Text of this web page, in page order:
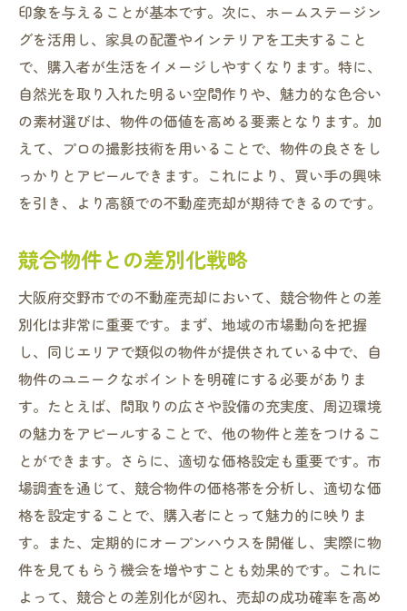
印象を与えることが基本です。次に、ホームステージン
グを活用し、家具の配置やインテリアを工夫すること
で、購入者が生活をイメージしやすくなります。特に、
自然光を取り入れた明るい空間作りや、魅力的な色合い
の素材選びは、物件の価値を高める要素となります。加
えて、プロの撮影技術を用いることで、物件の良さをし
っかりとアピールできます。これにより、買い手の興味
を引き、より高額での不動産売却が期待できるのです。
競合物件との差別化戦略
大阪府交野市での不動産売却において、競合物件との差
別化は非常に重要です。まず、地域の市場動向を把握
し、同じエリアで類似の物件が提供されている中で、自
物件のユニークなポイントを明確にする必要がありま
す。たとえば、間取りの広さや設備の充実度、周辺環境
の魅力をアピールすることで、他の物件と差をつけるこ
とができます。さらに、適切な価格設定も重要です。市
場調査を通じて、競合物件の価格帯を分析し、適切な価
格を設定することで、購入者にとって魅力的に映りま
す。また、定期的にオープンハウスを開催し、実際に物
件を見てもらう機会を増やすことも効果的です。これに
よって、競合との差別化が図れ、売却の成功確率を高め